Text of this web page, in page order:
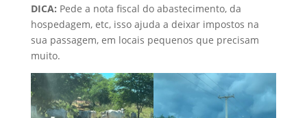
DICA: Pede a nota fiscal do abastecimento, da
hospedagem, etc, isso ajuda a deixar impostos na
sua passagem, em locais pequenos que precisam
muito.